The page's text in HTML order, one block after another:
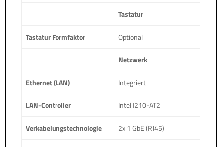
Tastatur
Tastatur Formfaktor Optional
Netzwerk
Ethernet (LAN) Integriert
LAN-Controller Intel I210-AT2
Verkabelungstechnologie 2x 1 GbE (RJ45)